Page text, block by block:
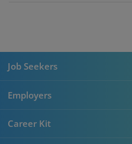
Job Seekers
Employers
Career Kit